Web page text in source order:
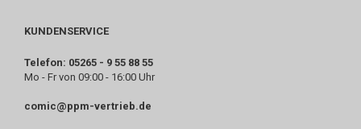
KUNDENSERVICE
Telefon: 05265 - 9 55 88 55
Mo - Fr von 09:00 - 16:00 Uhr
comic@ppm-vertrieb.de